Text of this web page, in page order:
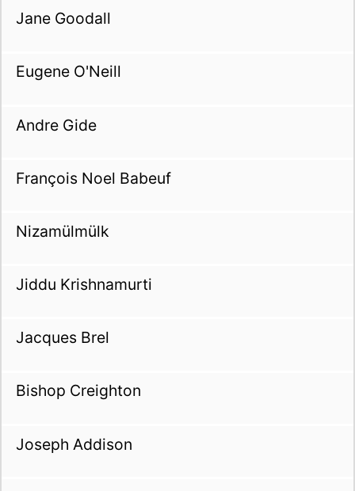
Jane Goodall
Eugene O'Neill
Andre Gide
François Noel Babeuf
Nizamülmülk
Jiddu Krishnamurti
Jacques Brel
Bishop Creighton
Joseph Addison